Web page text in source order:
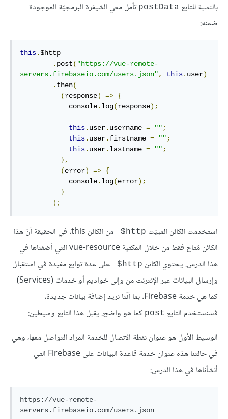
بالنسبة للتابع postData تأمل معي الشيفرة البرمجيّة الموجودة
ضمنه:
this.$http
. post( "https://vue-remote-
servers.firebaseio.com/users.json", this. user)
. then(
(response) => {
            console
. log(response);
this. user. username = "";
this. user. firstname = "";
this. user. lastname = "";
},
(error) => {
            console
. log(error);
}
);
استخدمت الكائن المبيّت ‎ $http
من الكائن this. في الحقيقة أنّ هذا
الكائن مُتاح فقط من خلال المكتبة vue-resource التي أضفناها في
هذا الدرس. يحتوي الكائن ‎ $http
على عدة توابع مفيدة في استقبال
وإرسال البيانات عبر الإنترنت من وإلى خواديم أو خدمات (Services)
كما هي خدمة Firebase. بما أنّنا نريد إضافة بيانات جديدة،
فسنستخدم التابع post كما هو واضح. يقبل هذا التابع وسيطين:
الوسيط الأول هو عنوان نقطة الاتصال للخدمة المراد التواصل معها، وهي
في حالتنا هذه عنوان خدمة قاعدة البيانات على Firebase التي
أنشأناها في هذا الدرس:
https://vue-remote-